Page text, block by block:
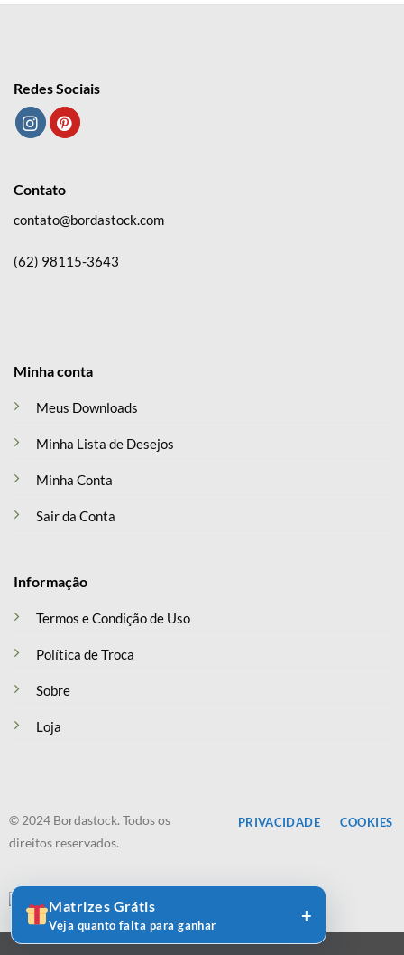
Redes Sociais
Minha conta
Meus Downloads
Minha Lista de Desejos
Minha Conta
Sair da Conta
Informação
Termos e Condição de Uso
Política de Troca
Sobre
Loja
Contato
contato@bordastock.com
(62) 98115-3643
© 2024 Bordastock. Todos os
direitos reservados.
PRIVACIDADE COOKIES
Matrizes Grátis
Veja quanto falta para ganhar